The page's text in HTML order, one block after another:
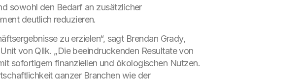
sowohl den Bedarf an zusätzlicher
deutlich reduzieren.
zu erzielen“, sagt Brendan Grady,
von Qlik. „Die beeindruckenden Resultate von
sofortigem finanziellen und ökologischen Nutzen.
ganzer Branchen wie der